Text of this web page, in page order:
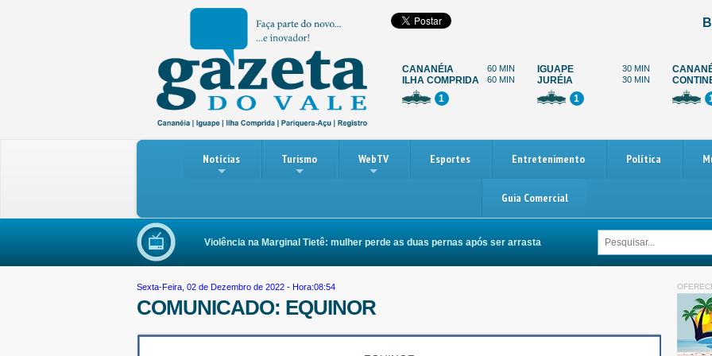
CANANÉIA 60 MIN
ILHA COMPRIDA 60 MIN
1
IGUAPE 30 MIN
JURÉIA 30 MIN
1
Notícias Turismo WebTV Esportes Entretenimento Política
Guia Comercial
Violência na Marginal Tietê: mulher perde as duas pernas após ser arrastada por carro Paralisação dos
Sexta-Feira, 02 de Dezembro de 2022 - Hora:08:54
COMUNICADO: EQUINOR